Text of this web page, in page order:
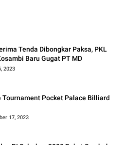
Tenda Dibongkar Paksa, PKL
Baru Gugat PT MD
2023
Tournament Pocket Palace Billiard
17, 2023